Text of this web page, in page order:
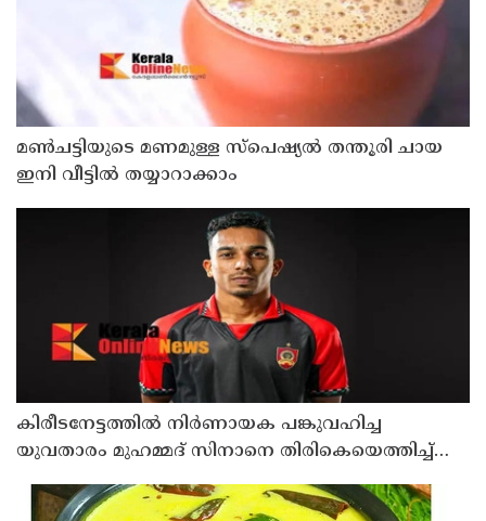
മൺചട്ടിയുടെ മണമുള്ള സ്പെഷ്യൽ തന്തൂരി ചായ
ഇനി വീട്ടിൽ തയ്യാറാക്കാം
കിരീടനേട്ടത്തില്‍ നിര്‍ണായക പങ്കുവഹിച്ച
യുവതാരം മുഹമ്മദ് സിനാനെ തിരികെയെത്തിച്ച്